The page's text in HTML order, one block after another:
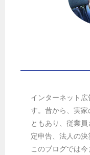
インターネット
す。昔から、実家
ともあり、従業
定申告、法人の決
このブログでは